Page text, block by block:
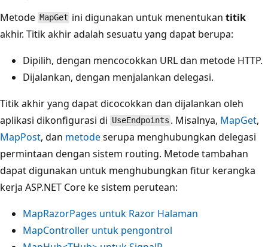
Metode MapGet ini digunakan untuk menentukantitik
akhir. Titik akhir adalah sesuatu yang dapat berupa:
Dipilih, dengan mencocokkan URL dan metode HTTP.
Dijalankan, dengan menjalankan delegasi.
Titik akhir yang dapat dicocokkan dan dijalankan oleh
aplikasi dikonfigurasi di UseEndpoints . Misalnya, MapGet,
MapPost, dan metodeserupa menghubungkan delegasi
permintaan dengan sistem routing. Metode tambahan
dapat digunakan untuk menghubungkan fitur kerangka
kerja ASP.NET Core ke sistem perutean:
MapRazorPages untuk Razor Halaman
MapController untuk pengontrol